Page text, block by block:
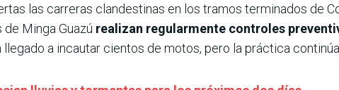
las carreras clandestinas en los tramos terminados de
Minga Guazú realizan regularmente controles
llegado a incautar cientos de motos, pero la práctica continúa.